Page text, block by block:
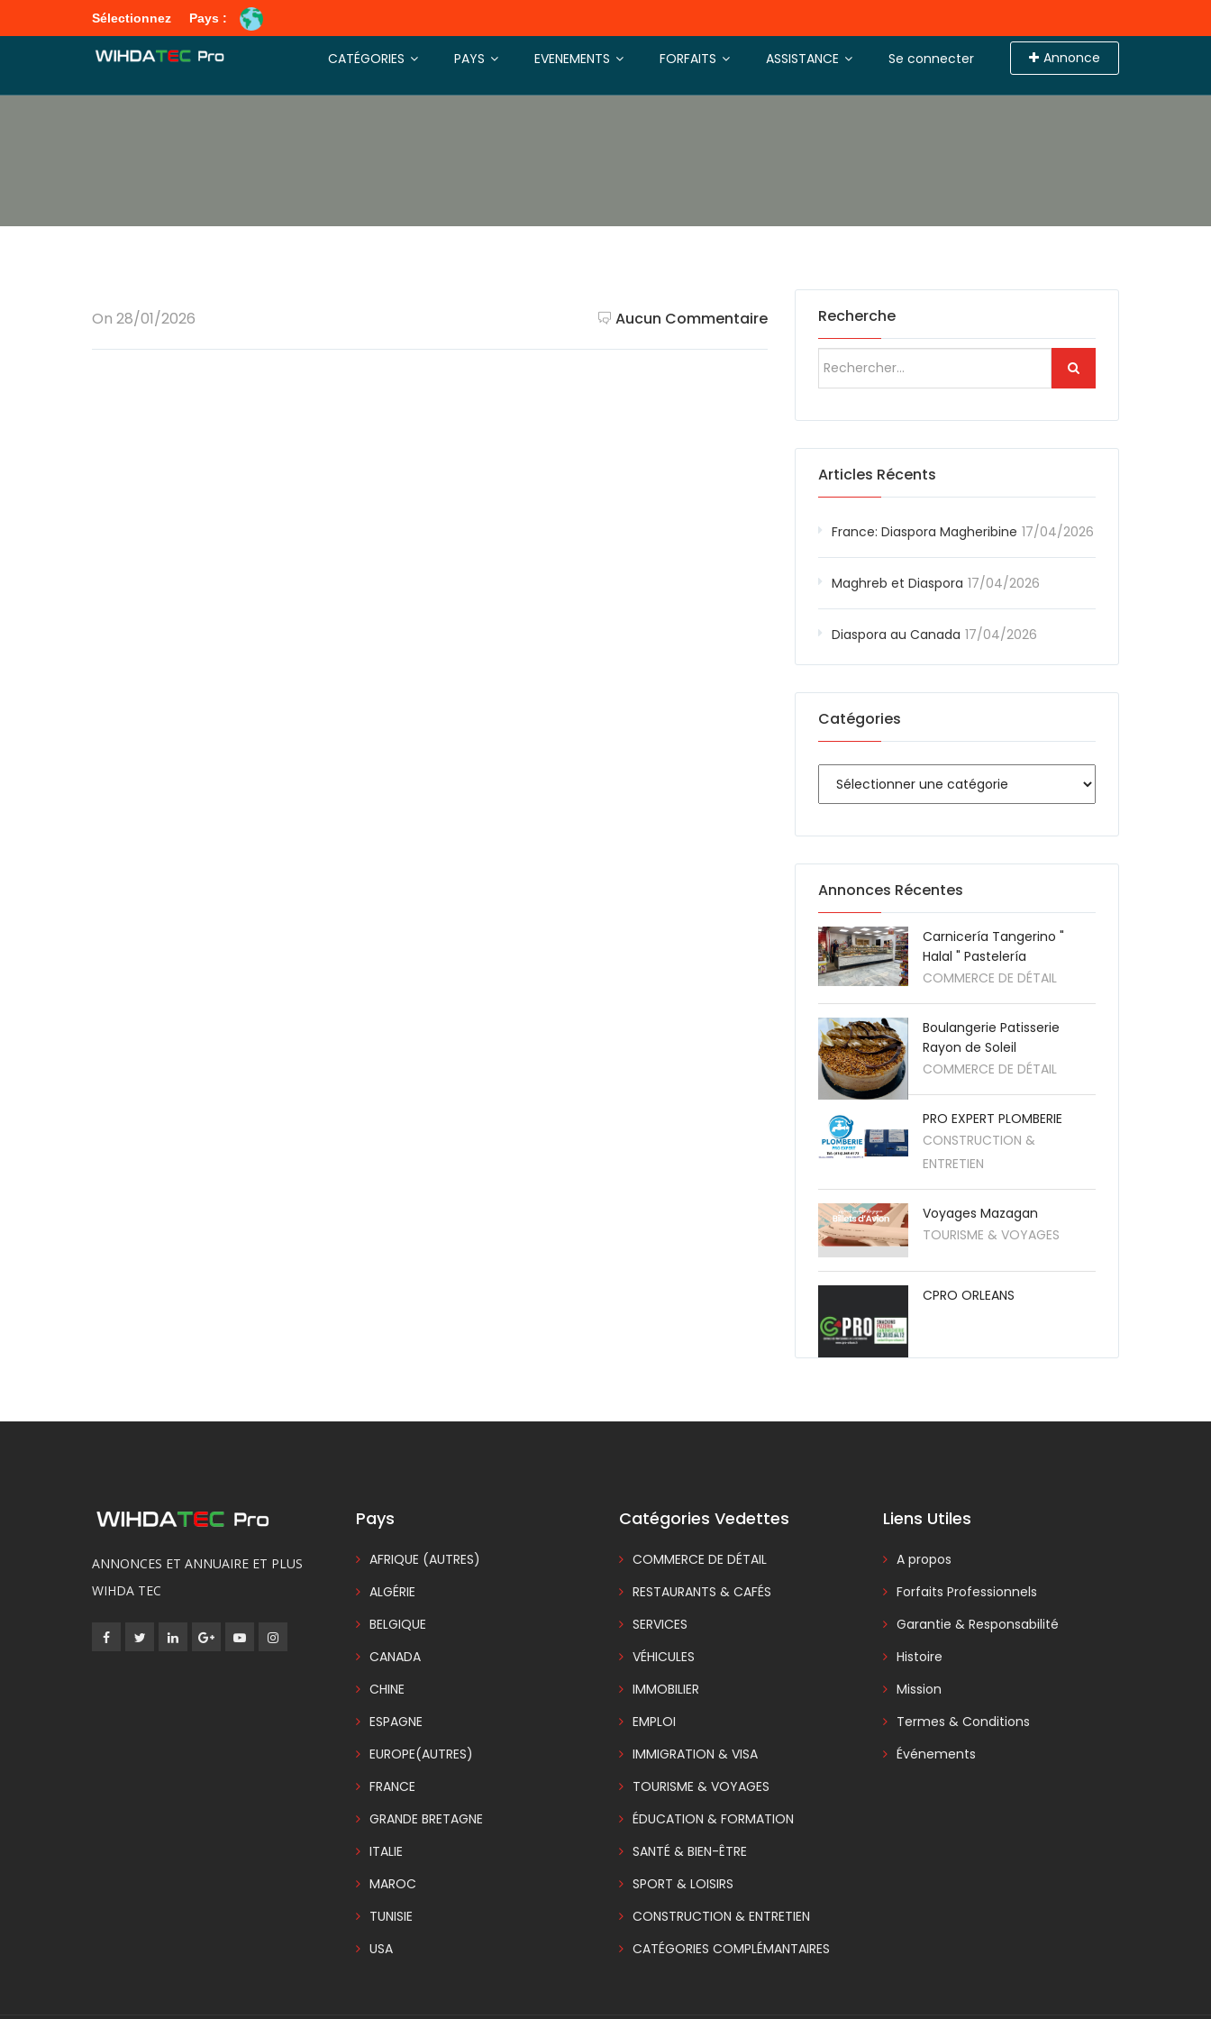
Sélectionnez Pays :
Se connecter Annonce
CATÉGORIES PAYS EVENEMENTS FORFAITS ASSISTANCE
On 28/01/2026 Aucun Commentaire Recherche
Articles Récents
France: Diaspora Magheribine 17/04/2026
Maghreb et Diaspora 17/04/2026
Diaspora au Canada 17/04/2026
Catégories
Annonces Récentes
Carnicería Tangerino "
Halal " Pastelería
COMMERCE DE DÉTAIL
Boulangerie Patisserie
Rayon de Soleil
COMMERCE DE DÉTAIL
PRO EXPERT PLOMBERIE
CONSTRUCTION &
ENTRETIEN
Voyages Mazagan
TOURISME & VOYAGES
CPRO ORLEANS
ANNONCES ET ANNUAIRE ET PLUS
WIHDA TEC
Pays
AFRIQUE (AUTRES)
ALGÉRIE
BELGIQUE
CANADA
CHINE
ESPAGNE
EUROPE(AUTRES)
FRANCE
GRANDE BRETAGNE
ITALIE
MAROC
TUNISIE
USA
Catégories Vedettes
COMMERCE DE DÉTAIL
RESTAURANTS & CAFÉS
SERVICES
VÉHICULES
IMMOBILIER
EMPLOI
IMMIGRATION & VISA
TOURISME & VOYAGES
ÉDUCATION & FORMATION
SANTÉ & BIEN-ÊTRE
SPORT & LOISIRS
CONSTRUCTION & ENTRETIEN
CATÉGORIES COMPLÉMANTAIRES
Liens Utiles
A propos
Forfaits Professionnels
Garantie & Responsabilité
Histoire
Mission
Termes & Conditions
Événements